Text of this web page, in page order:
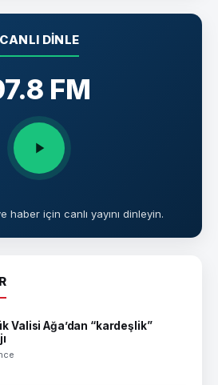
CANLI DINLE
FM
haber için canlı yayını dinleyin.
Valisi Ağa’dan “kardeşlik”